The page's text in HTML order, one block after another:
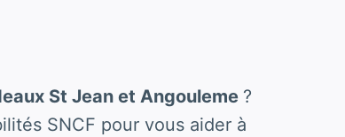
St Jean et Angouleme ?
SNCF pour vous aider à